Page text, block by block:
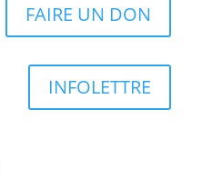
FAIRE UN DON
INFOLETTRE